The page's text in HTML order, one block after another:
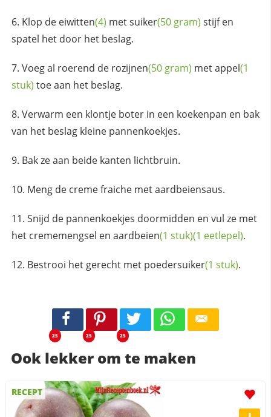
Klop de eiwitten(4) metsuiker(50 gram) stijf en
spatel het door het beslag.
Voeg al roerend de rozijnen(50 gram) metappel(1
stuk) toe aan het beslag.
Verwarm een klontje boter in een koekenpan en bak
van het beslag kleine pannenkoekjes.
Bak ze aan beide kanten lichtbruin.
Meng de creme fraiche met aardbeiensaus.
Snijd de pannenkoekjes doormidden en vul ze met
het crememengsel en aardbeien(1 stuk)(1 eetlepel).
Bestrooi het gerecht met poedersuiker(1 stuk).
25 25 25
Ook lekker om te maken
RECEPT